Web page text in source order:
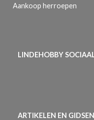
Aankoop herroepen
LINDEHOBBY
ARTIKELEN EN GIDSEN